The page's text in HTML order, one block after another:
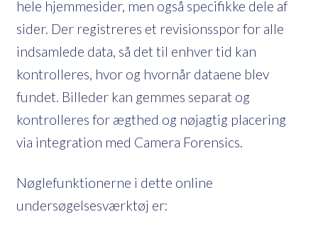
hele hjemmesider, men også specifikke dele af
sider. Der registreres et revisionsspor for alle
indsamlede data, så det til enhver tid kan
kontrolleres, hvor og hvornår dataene blev
fundet. Billeder kan gemmes separat og
kontrolleres for ægthed og nøjagtig placering
via integration med Camera Forensics.
Nøglefunktionerne i dette online
undersøgelsesværktøj er: